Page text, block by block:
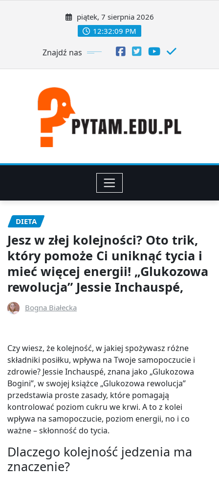
piątek, 7 sierpnia 2026
12:32:09 PM
Znajdź nas
DIETA
Jesz w złej kolejności? Oto trik,
który pomoże Ci uniknąć tycia i
mieć więcej energii! „Glukozowa
rewolucja” Jessie Inchauspé,
Bogna Białecka
Czy wiesz, że kolejność, w jakiej spożywasz różne
składniki posiłku, wpływa na Twoje samopoczucie i
zdrowie? Jessie Inchauspé, znana jako „Glukozowa
Bogini”, w swojej książce „Glukozowa rewolucja”
przedstawia proste zasady, które pomagają
kontrolować poziom cukru we krwi. A to z kolei
wpływa na samopoczucie, poziom energii, no i co
ważne – skłonność do tycia.
Dlaczego kolejność jedzenia ma
znaczenie?